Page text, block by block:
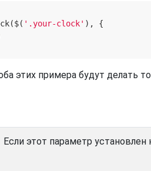
'.your-clock'
этих примера будут делать
Если этот параметр